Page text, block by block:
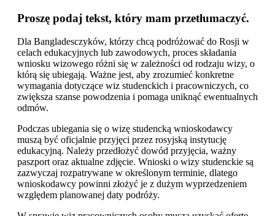
Proszę podaj tekst, który mam przetłumaczyć.
Dla Bangladesczyków, którzy chcą podróżować do Rosji w
celach edukacyjnych lub zawodowych, proces składania
wniosku wizowego różni się w zależności od rodzaju wizy, o
którą się ubiegają. Ważne jest, aby zrozumieć konkretne
wymagania dotyczące wiz studenckich i pracowniczych, co
zwiększa szanse powodzenia i pomaga uniknąć ewentualnych
odmów.
Podczas ubiegania się o wizę studencką wnioskodawcy
muszą być oficjalnie przyjęci przez rosyjską instytucję
edukacyjną. Należy przedłożyć dowód przyjęcia, ważny
paszport oraz aktualne zdjęcie. Wnioski o wizy studenckie są
zazwyczaj rozpatrywane w określonym terminie, dlatego
wnioskodawcy powinni złożyć je z dużym wyprzedzeniem
względem planowanej daty podróży.